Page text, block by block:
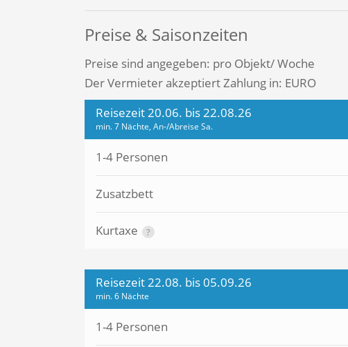
Preise & Saisonzeiten
Preise sind angegeben: pro Objekt/ Woche
Der Vermieter akzeptiert Zahlung in: EURO
Reisezeit 20.06. bis 22.08.26
min. 7 Nächte, An-/Abreise Sa.
1-4 Personen
Zusatzbett
Kurtaxe ?
Reisezeit 22.08. bis 05.09.26
min. 6 Nächte
1-4 Personen